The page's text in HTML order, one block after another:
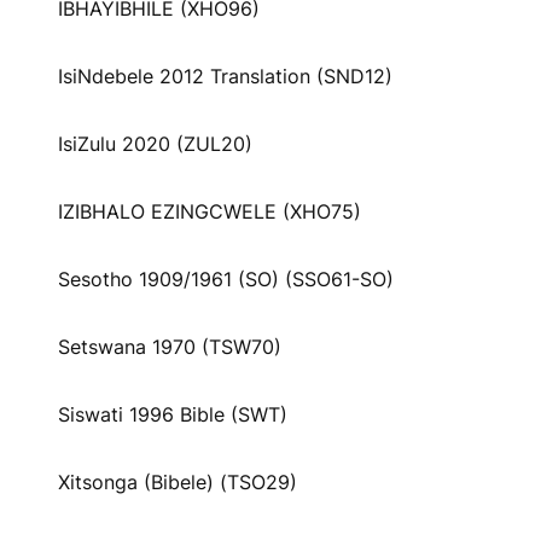
IBHAYIBHILE (XHO96)
IsiNdebele 2012 Translation (SND12)
IsiZulu 2020 (ZUL20)
IZIBHALO EZINGCWELE (XHO75)
Sesotho 1909/1961 (SO) (SSO61-SO)
Setswana 1970 (TSW70)
Siswati 1996 Bible (SWT)
Xitsonga (Bibele) (TSO29)